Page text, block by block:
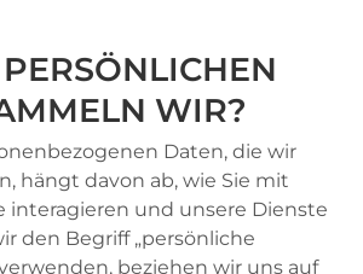
WIR?
Daten, die wir
hängt davon ab, wie Sie mit
interagieren und unsere Dienste
den Begriff „persönliche
beziehen wir uns auf